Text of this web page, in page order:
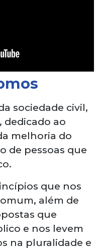
sociedade civil,
dedicado ao
melhoria do
de pessoas que
que nos
além de
que
e nos levem
na pluralidade e